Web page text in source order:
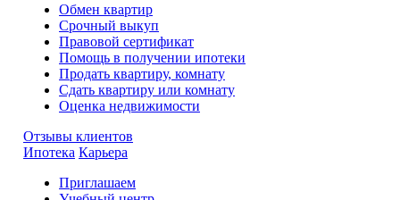
Обмен квартир
Срочный выкуп
Правовой сертификат
Помощь в получении ипотеки
Продать квартиру, комнату
Сдать квартиру или комнату
Оценка недвижимости
Отзывы клиентов
Ипотека Карьера
Приглашаем